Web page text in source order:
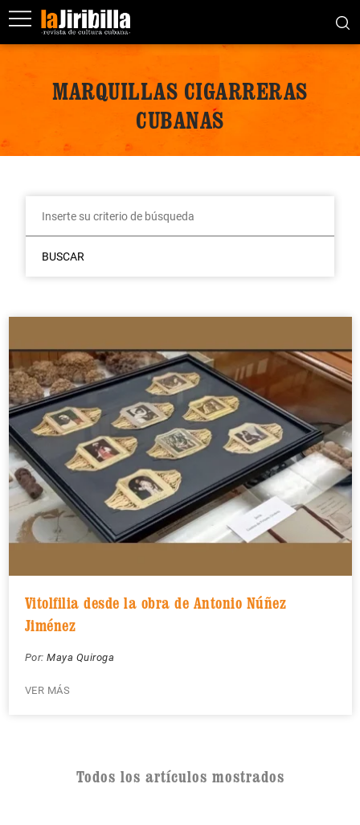
MARQUILLAS CIGARRERAS
CUBANAS
BUSCAR
Vitolfilia desde la obra de Antonio Núñez
Jiménez
Por: Maya Quiroga
VER MÁS
Todos los artículos mostrados